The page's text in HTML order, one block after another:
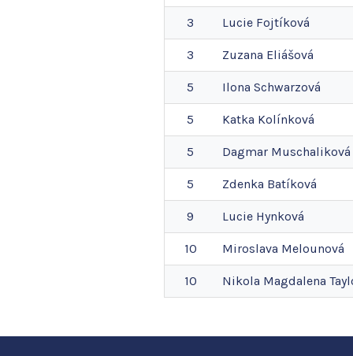
3 Lucie Fojtíková
3 Zuzana Eliášová
5 Ilona Schwarzová
5 Katka Kolínková
5 Dagmar Muschaliková
5 Zdenka Batíková
9 Lucie Hynková
10 Miroslava Melounová
10 Nikola Magdalena